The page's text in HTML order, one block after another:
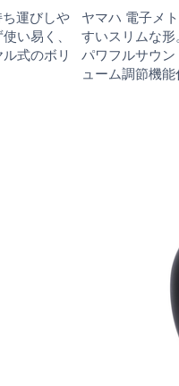
運びしや
い易く、
式のボリ
ヤマハ 電子メ
すいスリムな形
パワフルサウン
ューム調節機能